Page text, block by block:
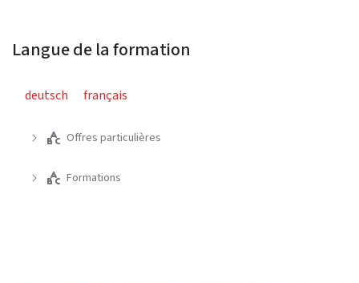
Langue de la formation
deutsch français
Offres particulières
Formations